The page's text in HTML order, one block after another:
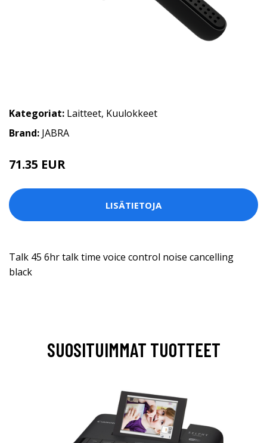
Kategoriat: Laitteet, Kuulokkeet
Brand: JABRA
71.35 EUR
LISÄTIETOJA
Talk 45 6hr talk time voice control noise cancelling
black
SUOSITUIMMAT TUOTTEET